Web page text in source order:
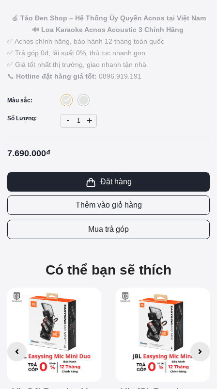
🍎 Táo Đen Shop – Hệ Thống Ủy Quyền Acnos tại Việt Nam
🔊 Loa Karaoke Acnos Acoustic 3 Chính Hãng
✅ Acnos chính hãng, bảo hành 12 tháng toàn quốc
✅ Trả góp 0đ, lãi suất 0%, thủ tục nhanh gọn.
✅ Giá tốt nhất thị trường, giao nhanh tận nhà.
📞 Hotline đặt hàng giá tốt: 0896.919.191
Màu sắc:
Số Lượng: - +
7.690.000₫
Đặt hàng
Thêm vào giỏ hàng
Mua trả góp
Có thể bạn sẽ thích